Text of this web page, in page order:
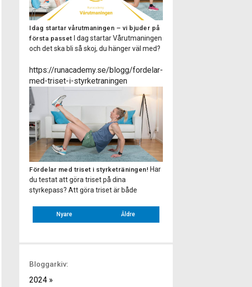
Idag startar vårutmaningen – vi bjuder på
första passet
I dag startar Vårutmaningen
och det ska bli så skoj, du hänger väl med?
testa på hur våra ljudfilspass som ingår i
utmaningen fungerar, om du skulle vara
osäker på att hänga på. Hur går
utmaningen till? I vårutmaningen kommer
[…]
https://runacademy.se/blogg/fordelar-
med-triset-i-styrketraningen
Fördelar med triset i styrketräningen! Har
du testat att göra triset på dina
styrkepass? Att göra triset är både
för att utveckla styrkan. Men vad är då
triset? I ett triset tränat du tre övningar på
Nyare Äldre
Bloggarkiv:
2024 »